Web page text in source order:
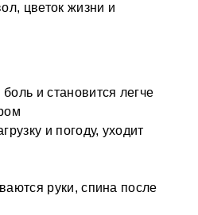
корректирующую
органов
— ты возвращаешь
цветок жизни и
и становится легче
и погоду, уходит
руки, спина после